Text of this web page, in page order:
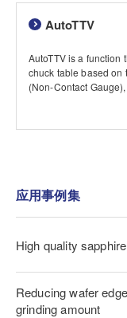
AutoTTV
AutoTTV is a function
chuck table based on
(Non-Contact
应用事例集
High quality
Reducing wafer
grinding amount